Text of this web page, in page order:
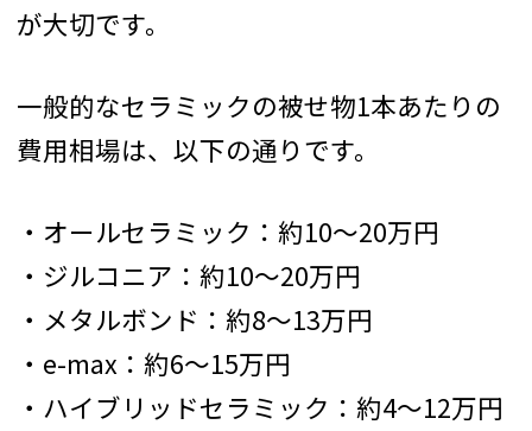
が大切です。
一般的なセラミックの被せ物1本あたりの
費用相場は、以下の通りです。
・オールセラミック：約10〜20万円
・ジルコニア：約10〜20万円
・メタルボンド：約8〜13万円
・e-max：約6～15万円
・ハイブリッドセラミック：約4～12万円